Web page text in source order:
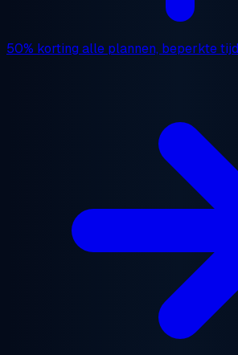
50% korting alle plannen, beperkte